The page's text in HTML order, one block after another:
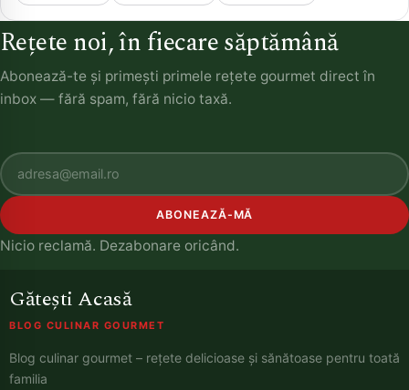
Rețete noi, în fiecare săptămână
Abonează-te și primești primele rețete gourmet direct în
inbox — fără spam, fără nicio taxă.
ABONEAZĂ-MĂ
Nicio reclamă. Dezabonare oricând.
Gătești Acasă
BLOG CULINAR GOURMET
Blog culinar gourmet – rețete delicioase și sănătoase pentru toată
familia